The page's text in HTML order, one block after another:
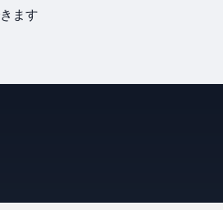
ます